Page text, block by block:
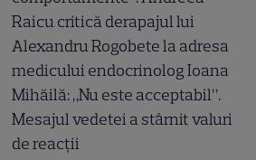
Raicu critică derapajul lui
Alexandru Rogobete la adresa
medicului endocrinolog Ioana
Mihăilă: „Nu este acceptabil”.
Mesajul vedetei a stârnit valuri
de reacții